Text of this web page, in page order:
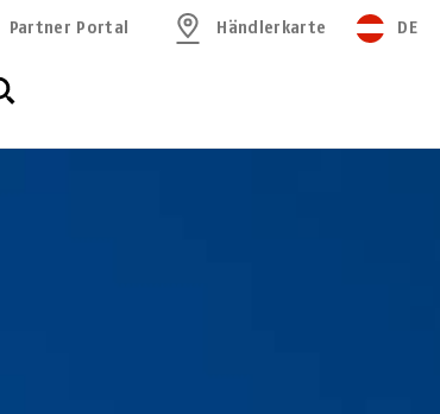
Partner Portal Händlerkarte DE